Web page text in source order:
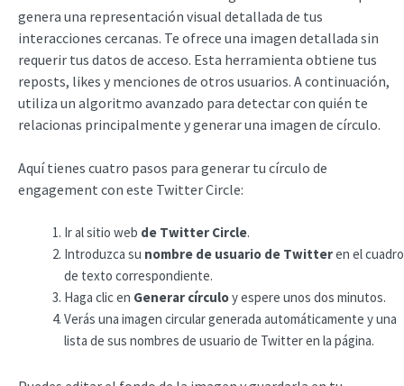
genera una representación visual detallada de tus
interacciones cercanas. Te ofrece una imagen detallada sin
requerir tus datos de acceso. Esta herramienta obtiene tus
reposts, likes y menciones de otros usuarios. A continuación,
utiliza un algoritmo avanzado para detectar con quién te
relacionas principalmente y generar una imagen de círculo.
Aquí tienes cuatro pasos para generar tu círculo de
engagement con este Twitter Circle:
Ir al sitio web de Twitter Circle.
Introduzca su nombre de usuario de Twitteren el cuadro
de texto correspondiente.
Haga clic en Generar círculoy espere unos dos minutos.
Verás una imagen circular generada automáticamente y una
lista de sus nombres de usuario de Twitter en la página.